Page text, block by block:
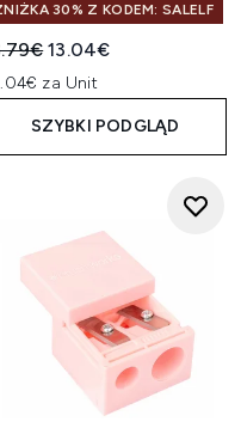
30% Z KODEM: SALELF
cena
Aktualna cena:
13.04€
za Unit
SZYBKI PODGLĄD